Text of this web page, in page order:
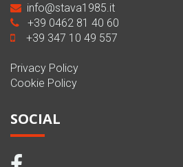
info@stava1985.it
+39 0462 81 40 60
+39 347 10 49 557
Privacy Policy
Cookie Policy
SOCIAL